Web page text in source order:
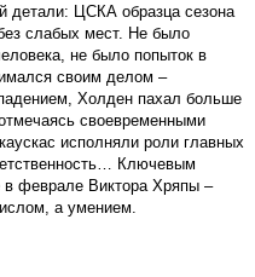
детали: ЦСКА образца сезона
слабых мест. Не было
не было попыток в
своим делом –
Холден пахал больше
своевременными
исполняли роли главных
Ключевым
в феврале Виктора Хряпы –
а умением.